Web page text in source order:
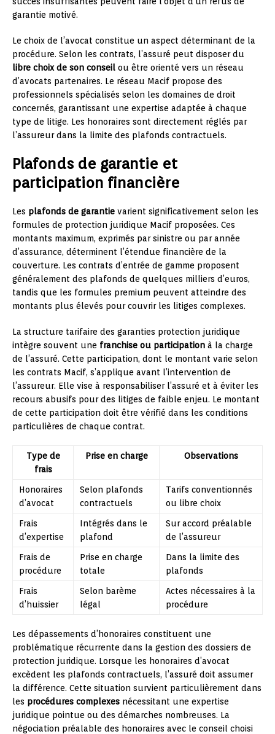
garantie motivé.
Le choix de l’avocat constitue un aspect déterminant de la
procédure. Selon les contrats, l’assuré peut disposer du
libre choix de son conseil ou être orienté vers un réseau
d’avocats partenaires. Le réseau Macif propose des
professionnels spécialisés selon les domaines de droit
concernés, garantissant une expertise adaptée à chaque
type de litige. Les honoraires sont directement réglés par
l’assureur dans la limite des plafonds contractuels.
Plafonds de garantie et
participation financière
Les plafonds de garantie varient significativement selon les
formules de protection juridique Macif proposées. Ces
montants maximum, exprimés par sinistre ou par année
d’assurance, déterminent l’étendue financière de la
couverture. Les contrats d’entrée de gamme proposent
généralement des plafonds de quelques milliers d’euros,
tandis que les formules premium peuvent atteindre des
montants plus élevés pour couvrir les litiges complexes.
La structure tarifaire des garanties protection juridique
intègre souvent une franchise ou participation à la charge
de l’assuré. Cette participation, dont le montant varie selon
les contrats Macif, s’applique avant l’intervention de
l’assureur. Elle vise à responsabiliser l’assuré et à éviter les
recours abusifs pour des litiges de faible enjeu. Le montant
de cette participation doit être vérifié dans les conditions
particulières de chaque contrat.
Type de
frais
Prise en charge Observations
Honoraires
d’avocat
Selon plafonds
contractuels
Tarifs conventionnés
ou libre choix
Frais
d’expertise
Intégrés dans le
plafond
Sur accord préalable
de l’assureur
Frais de
procédure
Prise en charge
totale
Dans la limite des
plafonds
Frais
d’huissier
Selon barème
légal
Actes nécessaires à la
procédure
Les dépassements d’honoraires constituent une
problématique récurrente dans la gestion des dossiers de
protection juridique. Lorsque les honoraires d’avocat
excèdent les plafonds contractuels, l’assuré doit assumer
la différence. Cette situation survient particulièrement dans
les procédures complexes nécessitant une expertise
juridique pointue ou des démarches nombreuses. La
négociation préalable des honoraires avec le conseil choisi